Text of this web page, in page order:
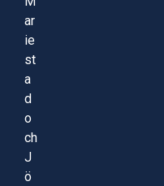
ar
ie
st
a
d
o
ch
J
ö